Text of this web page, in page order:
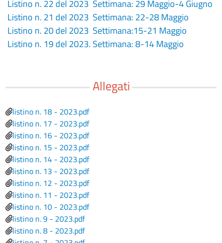
Listino n. 22 del 2023 Settimana: 29 Maggio-4 Giugno
Listino n. 21 del 2023 Settimana: 22-28 Maggio
Listino n. 20 del 2023 Settimana:15-21 Maggio
Listino n. 19 del 2023. Settimana: 8-14 Maggio
Allegati
File
listino n. 18 - 2023.pdf
File
listino n. 17 - 2023.pdf
File
listino n. 16 - 2023.pdf
File
listino n. 15 - 2023.pdf
File
listino n. 14 - 2023.pdf
File
listino n. 13 - 2023.pdf
File
listino n. 12 - 2023.pdf
File
listino n. 11 - 2023.pdf
File
listino n. 10 - 2023.pdf
File
listino n. 9 - 2023.pdf
File
listino n. 8 - 2023.pdf